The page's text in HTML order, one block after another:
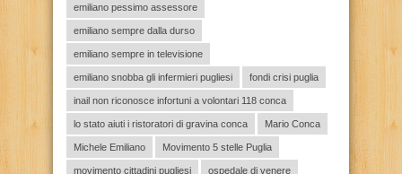
emiliano pessimo assessore
emiliano sempre dalla durso
emiliano sempre in televisione
emiliano snobba gli infermieri pugliesi fondi crisi puglia
inail non riconosce infortuni a volontari 118 conca
lo stato aiuti i ristoratori di gravina conca Mario Conca
Michele Emiliano Movimento 5 stelle Puglia
movimento cittadini pugliesi ospedale di venere